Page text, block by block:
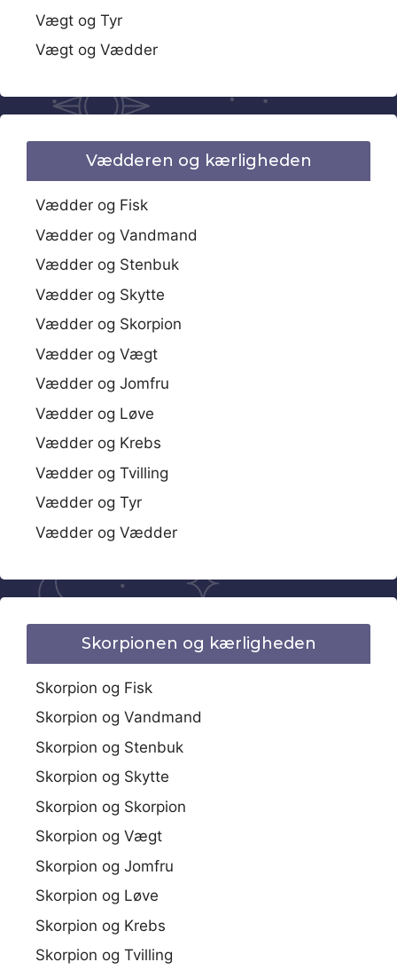
Vægt og Tyr
Vægt og Vædder
Vædderen og kærligheden
Vædder og Fisk
Vædder og Vandmand
Vædder og Stenbuk
Vædder og Skytte
Vædder og Skorpion
Vædder og Vægt
Vædder og Jomfru
Vædder og Løve
Vædder og Krebs
Vædder og Tvilling
Vædder og Tyr
Vædder og Vædder
Skorpionen og kærligheden
Skorpion og Fisk
Skorpion og Vandmand
Skorpion og Stenbuk
Skorpion og Skytte
Skorpion og Skorpion
Skorpion og Vægt
Skorpion og Jomfru
Skorpion og Løve
Skorpion og Krebs
Skorpion og Tvilling